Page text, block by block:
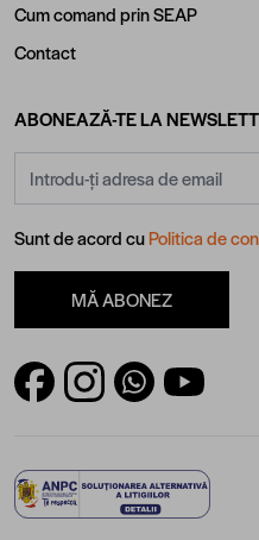
Cum comand prin SEAP
Contact
ABONEAZĂ-TE LA
Sunt de acord cuPolitica de
MĂ ABONEZ